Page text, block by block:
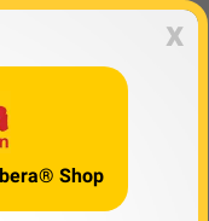
x
Shop